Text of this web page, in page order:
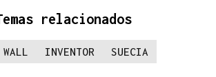
relacionados
WALL INVENTOR SUECIA